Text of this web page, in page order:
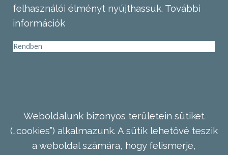
felhasználói élményt nyújthassuk. További
információk
Rendben
Weboldalunk bizonyos területein sütiket
(„cookies”) alkalmazunk. A sütik lehetővé teszik
a weboldal számára, hogy felismerje,